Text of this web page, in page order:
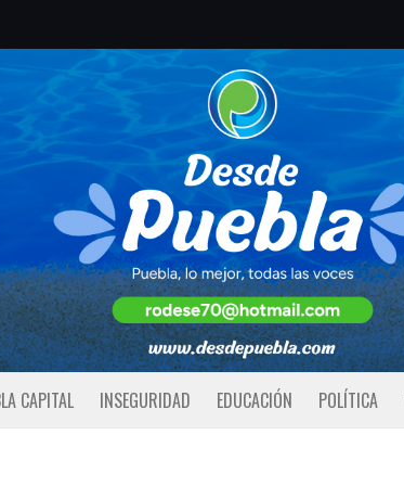
CAPITAL INSEGURIDAD EDUCACIÓN POLÍTICA